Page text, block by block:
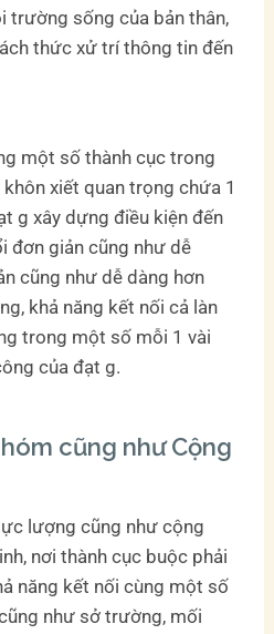
trường sống của bản thân,
thức xử trí thông tin đến
một số thành cục trong
xiết quan trọng chứa 1
g xây dựng điều kiện đến
đơn giản cũng như dễ
cũng như dễ dàng hơn
khả năng kết nối cả làn
trong một số mỗi 1 vài
của đạt g.
cũng như Cộng
lượng cũng như cộng
nơi thành cục buộc phải
năng kết nối cùng một số
như sở trường, mối